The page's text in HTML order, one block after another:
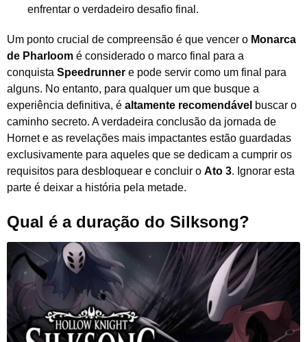
enfrentar o verdadeiro desafio final.
Um ponto crucial de compreensão é que vencer o Monarca
de Pharloom é considerado o marco final para a
conquista Speedrunner e pode servir como um final para
alguns. No entanto, para qualquer um que busque a
experiência definitiva, é altamente recomendável buscar o
caminho secreto. A verdadeira conclusão da jornada de
Hornet e as revelações mais impactantes estão guardadas
exclusivamente para aqueles que se dedicam a cumprir os
requisitos para desbloquear e concluir o Ato 3. Ignorar esta
parte é deixar a história pela metade.
Qual é a duração do Silksong?